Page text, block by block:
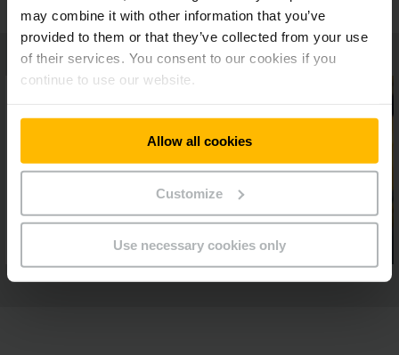
may combine it with other information that you’ve
provided to them or that they’ve collected from your use
of their services. You consent to our cookies if you
continue to use our website.
Allow all cookies
Customize
Use necessary cookies only